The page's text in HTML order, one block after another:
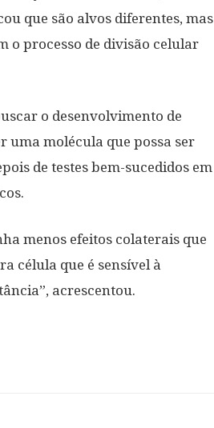
que são alvos diferentes, mas
o processo de divisão celular
o desenvolvimento de
uma molécula que possa ser
de testes bem-sucedidos em
menos efeitos colaterais que
célula que é sensível à
acrescentou.